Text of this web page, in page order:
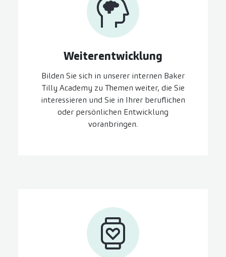
Weiter­entwicklung
Bilden Sie sich in unserer internen Baker
Tilly Academy zu Themen weiter, die Sie
interessieren und Sie in Ihrer beruflichen
oder persönlichen Entwicklung
voranbringen.